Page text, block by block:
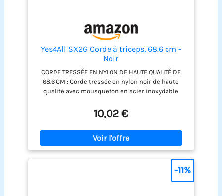
Yes4All SX2G Corde à triceps, 68.6 cm -
Noir
CORDE TRESSÉE EN NYLON DE HAUTE QUALITÉ DE
68.6 CM : Corde tressée en nylon noir de haute
qualité avec mousqueton en acier inoxydable
avec une attache chromée robuste qui permet de
l'attacher à n'importe quel système de
gymnastique universel pour des séances
d'entraînement multiples EXTRÉMITÉS EN
CAOUTCHOUC POUR ÉVITER DE GLISSER : Conçue
avec de grands blocs de caoutchouc à l'extrémité
10,02 €
-11%